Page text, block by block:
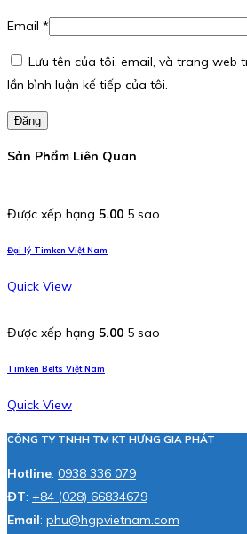
Email *
Lưu tên của tôi, email, và trang web
lần bình luận kế tiếp của tôi.
Đăng
Sản Phẩm Liên Quan
Được xếp hạng 5.00 5 sao
Đại lý Timken Việt Nam
Quick View
Được xếp hạng 5.00 5 sao
Timken Belts Việt Nam
Quick View
CÔNG TY TNHH TM KT HƯNG GIA PHÁT
Hotline: 0938 336 079
ĐT: +84 (028) 66834679
Email: phu@hgpvietnam.com